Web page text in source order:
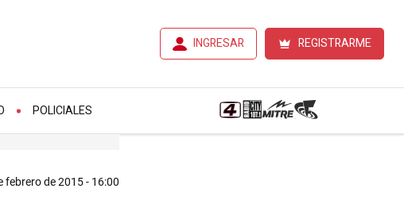
INGRESAR REGISTRARME
POLICIALES
febrero de 2015 - 16:00